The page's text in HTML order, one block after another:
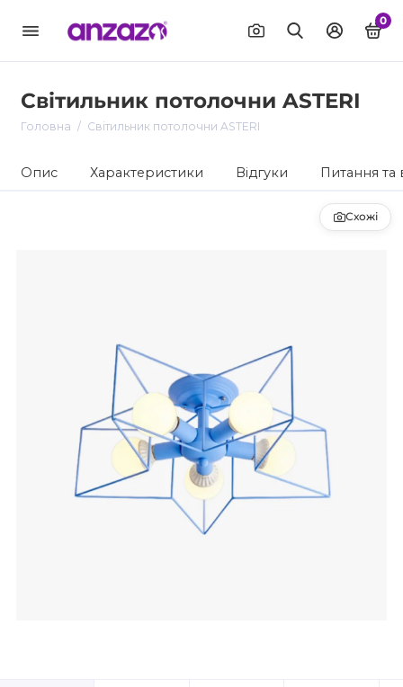
0
Світильник потолочни ASTERI
Головна Світильник потолочни ASTERI
Опис Характеристики Відгуки Питання та
Схожі